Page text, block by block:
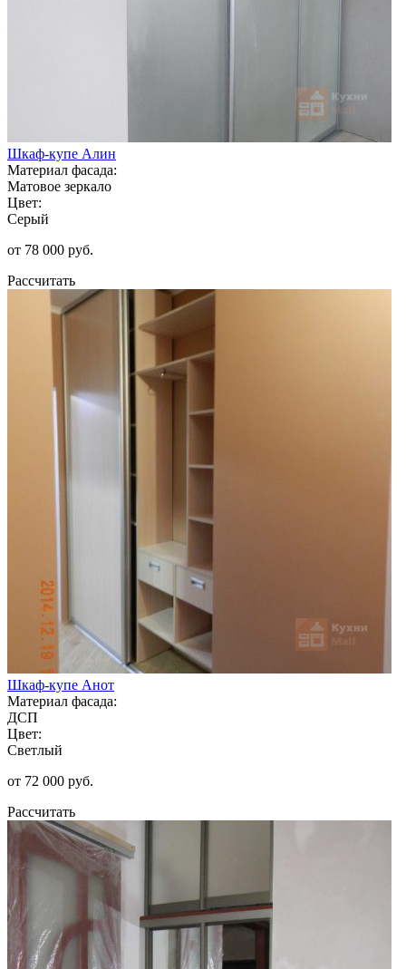
Шкаф-купе Алин
Материал фасада:
Матовое зеркало
Цвет:
Серый
от 78 000 руб.
Рассчитать
Шкаф-купе Анот
Материал фасада:
ДСП
Цвет:
Светлый
от 72 000 руб.
Рассчитать